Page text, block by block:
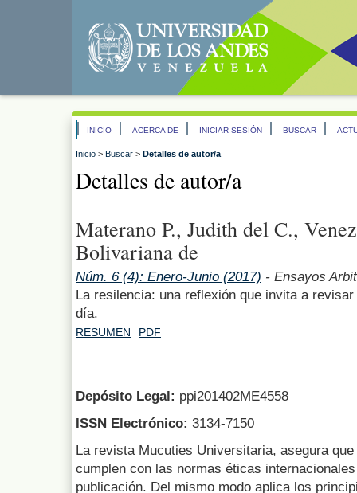
INICIO ACERCA DE INICIAR SESIÓN BUSCAR
Inicio > Buscar > Detalles de autor/a
Detalles de autor/a
Materano P., Judith del C.,
Bolivariana de
Núm. 6 (4): Enero-Junio (2017) - Ensayos
La resilencia: una reflexión que invita a
día.
RESUMEN PDF
Depósito Legal: ppi201402ME4558
ISSN Electrónico: 3134-7150
La revista Mucuties Universitaria, asegura
cumplen con las normas éticas
publicación. Del mismo modo aplica los